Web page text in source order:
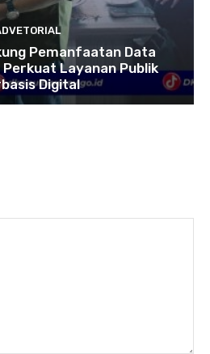
Pemanfaatan Data
Perkuat Layanan Publik
Digital